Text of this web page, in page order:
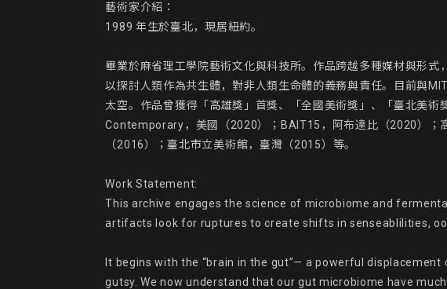
藝術家介紹：
1989 年生於臺北，現居紐約。
畢業於麻省理工學院藝術文化與科技所。作品跨越多種媒材與形
以探討人類作為共生體，對非人類生命體的義務與責任。目前與
太空。作品曾獲得「高雄獎」首獎、「全國美術獎」、「臺北美
Contemporary，美國（2020）；BAIT15，阿布達比（2020）；
（2016）；臺北市立美術館，臺灣（2015）等。
Work Statement:
This archive engages the science of microbiome and
artifacts look for ruptures to create shifts in senseablilities,
It begins with the “brain in the gut”— a powerful
gutsy. We now understand that our gut microbiome have